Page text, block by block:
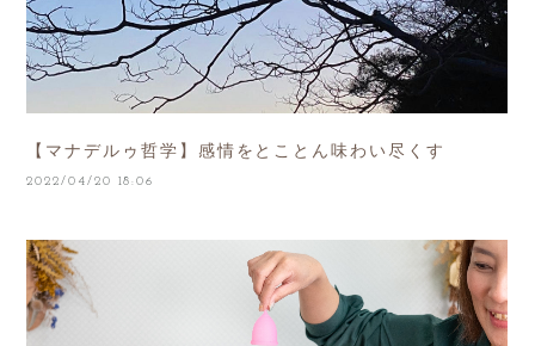
【マナデルゥ哲学】感情をとことん味わい尽くす
2022/04/20 18:06